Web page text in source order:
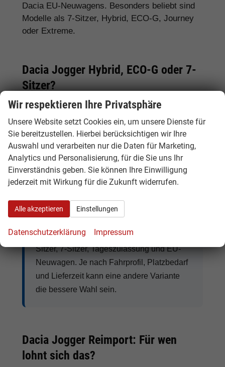
Dacia EU-Neuwagens. Besonders beliebt sind
Modelle als 7-Sitzer, Hybrid, ECO-G, Journey
oder Extreme.
Dacia Jogger Hybrid, ECO-G oder 7-
Sitzer?
DerDacia Jogger Hybridist besonders
interessant für Käufer, die ein sparsames
Familienauto suchen. DerDacia Jogger ECO-G
kann für preisbewusste Fahrer mit hoher
Jahresfahrleistung attraktiv sein. DerDacia
Jogger 7-Sitzerist ideal für Familien, die viel
Platz und flexible Sitzmöglichkeiten benötigen.
Vergleich zwischen Hybrid, ECO-G, TCe, 5-
Sitzer, 7-Sitzer, Tageszulassung und EU-
Neuwagen. Je nach Fahrprofil, Platzbedarf
und Lieferzeit kann eine andere Variante
die bessere Wahl sein.
Dacia Jogger Reimport: Für wen
lohnt sich das?
Wir respektieren Ihre Privatsphäre
Unsere Website setzt Cookies ein, um unsere Dienste für
Sie bereitzustellen. Hierbei berücksichtigen wir Ihre
Auswahl und verarbeiten nur die Daten für Marketing,
Analytics und Personalisierung, für die Sie uns Ihr
Einverständnis geben. Sie können Ihre Einwilligung
jederzeit mit Wirkung für die Zukunft widerrufen.
Alle akzeptieren Einstellungen
Datenschutzerklärung Impressum